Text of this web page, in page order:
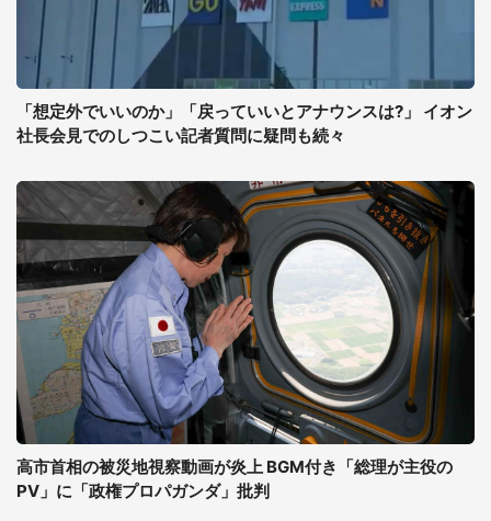
「想定外でいいのか」「戻っていいとアナウンスは?」 イオン
社長会見でのしつこい記者質問に疑問も続々
高市首相の被災地視察動画が炎上 BGM付き「総理が主役の
PV」に「政権プロパガンダ」批判